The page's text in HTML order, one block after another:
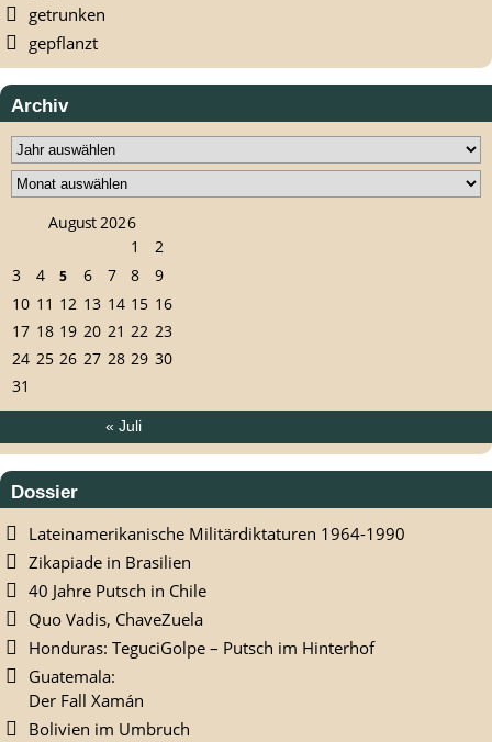
getrunken
gepflanzt
Archiv
August 2026
1
2
3
4 5 6 7 8
9
10 11 12 13 14 15 16
17 18 19 20 21 22 23
24 25 26 27 28 29 30
31
« Juli
Dossier
Lateinamerikanische Militärdiktaturen 1964-1990
Zikapiade in Brasilien
40 Jahre Putsch in Chile
Quo Vadis, ChaveZuela
Honduras: TeguciGolpe – Putsch im Hinterhof
Guatemala:
Der Fall Xamán
Bolivien im Umbruch